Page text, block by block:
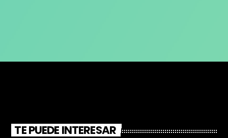
TE PUEDE INTERESAR